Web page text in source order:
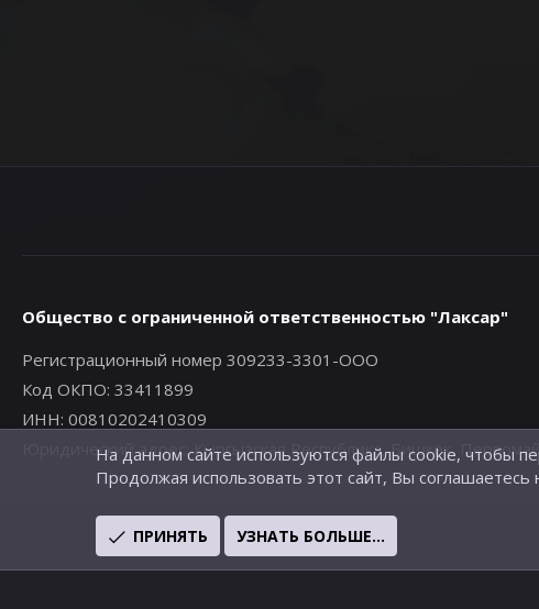
Общество с ограниченной ответственностью "Лаксар"
Регистрационный номер 309233-3301-ООО
Код ОКПО: 33411899
ИНН: 00810202410309
Юридический адрес: Кыргызская Республика, Бишкек,
На данном сайте используются файлы cookie, чтобы
Продолжая использовать этот сайт, Вы
ПРИНЯТЬ УЗНАТЬ БОЛЬШЕ...